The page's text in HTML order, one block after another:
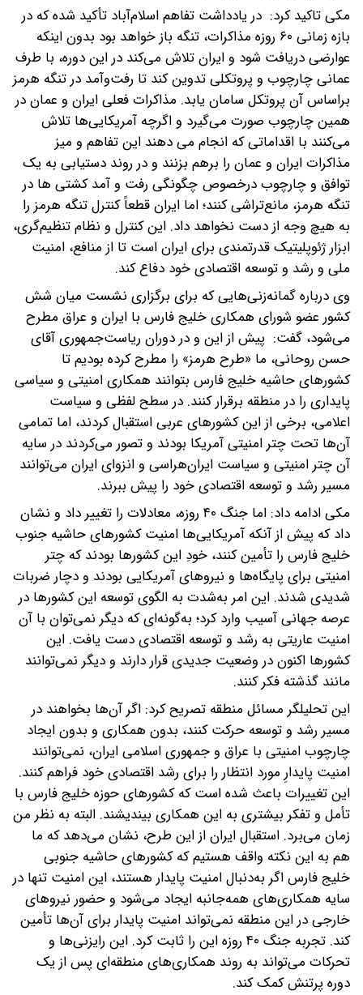
مکی تاکید کرد: در یادداشت تفاهم اسلام‌آباد تأکید شده که در
بازه زمانی ۶۰ روزه مذاکرات، تنگه باز خواهد بود بدون اینکه
عوارضی دریافت شود و ایران تلاش می‌کند در این دوره، با طرف
عمانی چارچوب و پروتکلی تدوین کند تا رفت‌وآمد در تنگه هرمز
براساس آن پروتکل سامان یابد. مذاکرات فعلی ایران و عمان در
همین چارچوب صورت می‌گیرد و اگرچه آمریکایی‌ها تلاش
می‌کنند با اقداماتی که انجام می دهند این تفاهم و میز
مذاکرات ایران و عمان را برهم بزنند و در روند دستیابی به یک
توافق و چارچوب درخصوص چگونگی رفت و آمد کشتی ها در
تنگه هرمز، مانع‌تراشی کنند؛ اما ایران قطعاً کنترل تنگه هرمز را
به هیچ وجه از دست نخواهد داد. این کنترل و نظام تنظیم‌گری،
ابزار ژئوپلیتیک قدرتمندی برای ایران است تا از منافع، امنیت
ملی و رشد و توسعه اقتصادی خود دفاع کند.
وی درباره گمانه‌زنی‌هایی که برای برگزاری نشست میان شش
کشور عضو شورای همکاری خلیج فارس با ایران و عراق مطرح
می‌شود، گفت: پیش از این و در دوران ریاست‌جمهوری آقای
حسن روحانی، ما «طرح هرمز» را مطرح کرده بودیم تا
کشورهای حاشیه خلیج فارس بتوانند همکاری امنیتی و سیاسی
پایداری را در منطقه برقرار کنند. در سطح لفظی و سیاست
اعلامی، برخی از این کشورهای عربی استقبال کردند، اما تمامی
آن‌ها تحت چتر امنیتی آمریکا بودند و تصور می‌کردند در سایه
آن چتر امنیتی و سیاست ایران‌هراسی و انزوای ایران می‌توانند
مسیر رشد و توسعه اقتصادی خود را پیش ببرند.
مکی ادامه داد: اما جنگ ۴۰ روزه، معادلات را تغییر داد و نشان
داد که پیش از آنکه آمریکایی‌ها امنیت کشورهای حاشیه جنوب
خلیج فارس را تأمین کنند، خودِ این کشورها بودند که چتر
امنیتی برای پایگاه‌ها و نیروهای آمریکایی بودند و دچار ضربات
شدیدی شدند. این امر به‌شدت به الگوی توسعه این کشورها در
عرصه جهانی آسیب وارد کرد؛ به‌گونه‌ای که دیگر نمی‌توان با آن
امنیت عاریتی به رشد و توسعه اقتصادی دست یافت. این
کشورها اکنون در وضعیت جدیدی قرار دارند و دیگر نمی‌توانند
مانند گذشته فکر کنند.
این تحلیلگر مسائل منطقه تصریح کرد: اگر آن‌ها بخواهند در
مسیر رشد و توسعه حرکت کنند، بدون همکاری و بدون ایجاد
چارچوب امنیتی با عراق و جمهوری اسلامی ایران، نمی‌توانند
امنیت پایدارِ مورد انتظار را برای رشد اقتصادی خود فراهم کنند.
این تغییرات باعث شده است که کشورهای حوزه خلیج فارس با
تأمل و تفکر بیشتری به این همکاری بیندیشند. البته به نظر من
زمان می‌برد. استقبال ایران از این طرح، نشان می‌دهد که ما
هم به این نکته واقف هستیم که کشورهای حاشیه جنوبی
خلیج فارس اگر به‌دنبال امنیت پایدار هستند، این امنیت تنها در
سایه همکاری‌های همه‌جانبه ایجاد می‌شود و حضور نیروهای
خارجی در این منطقه نمی‌تواند امنیت پایدار برای آن‌ها تأمین
کند. تجربه جنگ ۴۰ روزه این را ثابت کرد. این رایزنی‌ها و
تحرکات می‌تواند به روند همکاری‌های منطقه‌ای پس از یک
دوره پرتنش کمک کند.